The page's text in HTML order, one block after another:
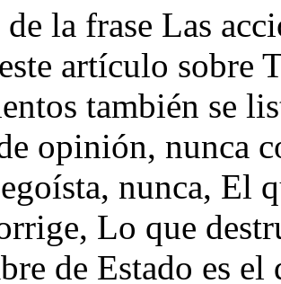
la frase Las
artículo sobre
también se
opinión, nunca
nunca, El
Lo que
de Estado es el